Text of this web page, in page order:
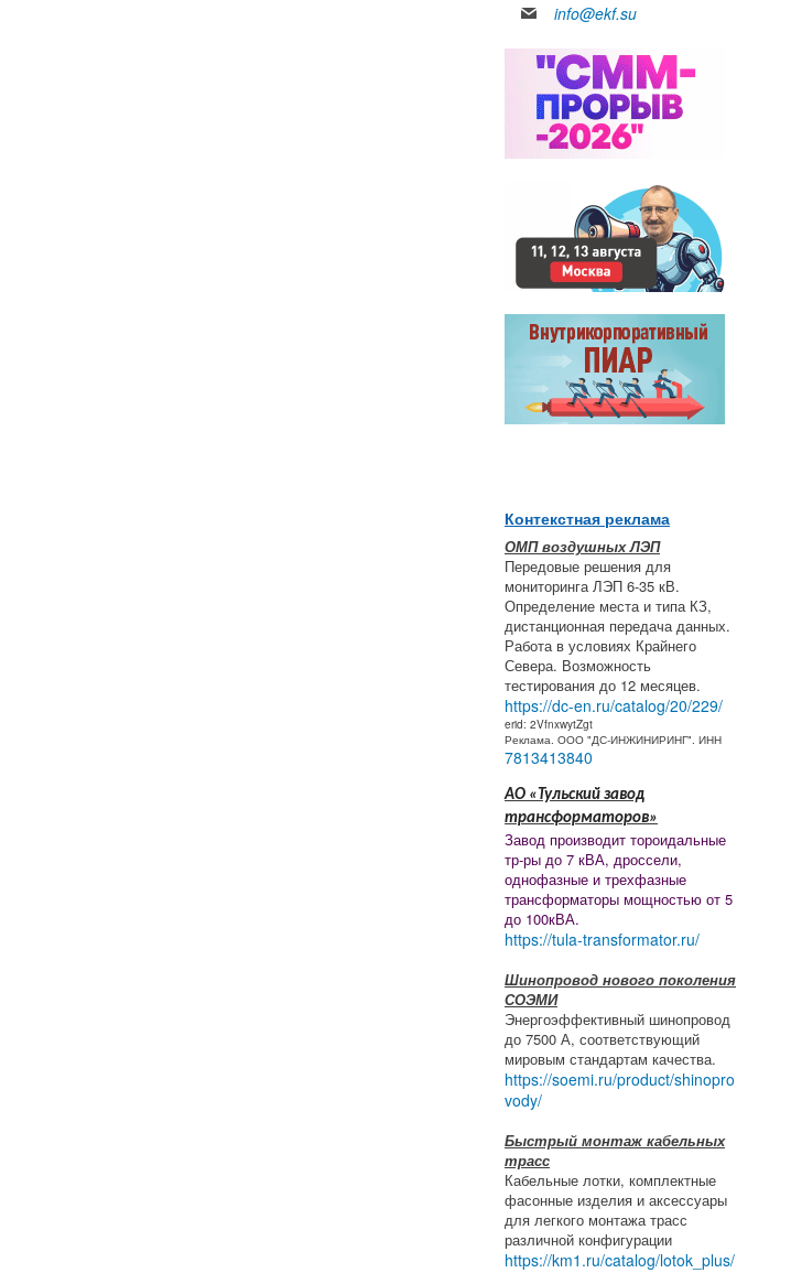
info@ekf.su
Контекстная реклама
ОМП воздушных ЛЭП
Передовые решения для
мониторинга ЛЭП 6-35 кВ.
Определение места и типа КЗ,
дистанционная передача данных.
Работа в условиях Крайнего
Севера. Возможность
тестирования до 12 месяцев.
https://dc-en.ru/catalog/20/229/
erid: 2VfnxwytZgt
Реклама. ООО "ДС-ИНЖИНИРИНГ". ИНН
7813413840
АО «Тульский завод
трансформаторов»
Завод производит тороидальные
тр-ры до 7 кВА, дроссели,
однофазные и трехфазные
трансформаторы мощностью от 5
до 100кВА.
https://tula-transformator.ru/
Шинопровод нового поколения
СОЭМИ
Энергоэффективный шинопровод
до 7500 А, соответствующий
мировым стандартам качества.
https://soemi.ru/product/shinopro
vody/
Быстрый монтаж кабельных
трасс
Кабельные лотки, комплектные
фасонные изделия и аксессуары
для легкого монтажа трасс
различной конфигурации
https://km1.ru/catalog/lotok_plus/